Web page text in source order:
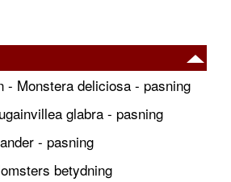
- Monstera deliciosa - pasning
glabra - pasning
- pasning
betydning